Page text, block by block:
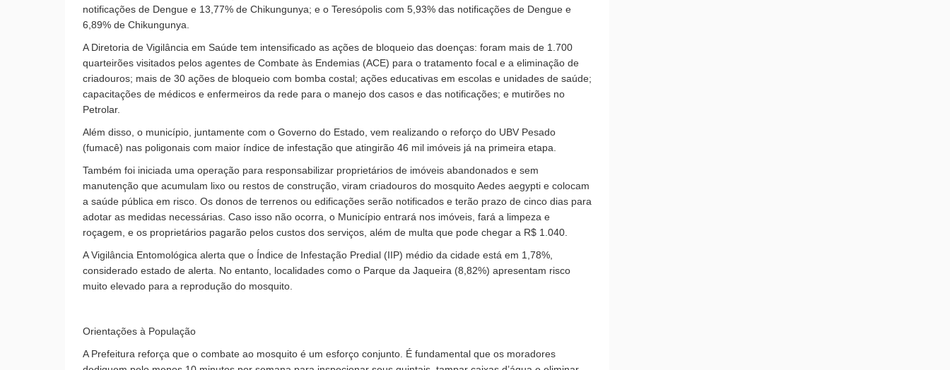
notificações de Dengue e 13,77% de Chikungunya; e o Teresópolis com 5,93% das notificações de Dengue e
6,89% de Chikungunya.
A Diretoria de Vigilância em Saúde tem intensificado as ações de bloqueio das doenças: foram mais de 1.700
quarteirões visitados pelos agentes de Combate às Endemias (ACE) para o tratamento focal e a eliminação de
criadouros; mais de 30 ações de bloqueio com bomba costal; ações educativas em escolas e unidades de saúde;
capacitações de médicos e enfermeiros da rede para o manejo dos casos e das notificações; e mutirões no
Petrolar.
Além disso, o município, juntamente com o Governo do Estado, vem realizando o reforço do UBV Pesado
(fumacê) nas poligonais com maior índice de infestação que atingirão 46 mil imóveis já na primeira etapa.
Também foi iniciada uma operação para responsabilizar proprietários de imóveis abandonados e sem
manutenção que acumulam lixo ou restos de construção, viram criadouros do mosquito Aedes aegypti e colocam
a saúde pública em risco. Os donos de terrenos ou edificações serão notificados e terão prazo de cinco dias para
adotar as medidas necessárias. Caso isso não ocorra, o Município entrará nos imóveis, fará a limpeza e
roçagem, e os proprietários pagarão pelos custos dos serviços, além de multa que pode chegar a R$ 1.040.
A Vigilância Entomológica alerta que o Índice de Infestação Predial (IIP) médio da cidade está em 1,78%,
considerado estado de alerta. No entanto, localidades como o Parque da Jaqueira (8,82%) apresentam risco
muito elevado para a reprodução do mosquito.
Orientações à População
A Prefeitura reforça que o combate ao mosquito é um esforço conjunto. É fundamental que os moradores